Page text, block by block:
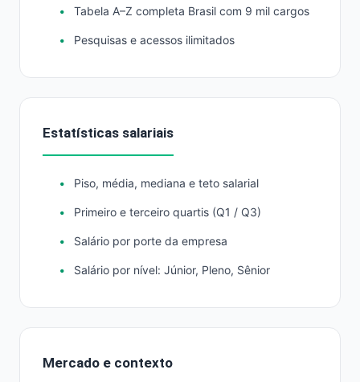
Tabela A–Z completa Brasil com 9 mil cargos
Pesquisas e acessos ilimitados
Estatísticas salariais
Piso, média, mediana e teto salarial
Primeiro e terceiro quartis (Q1 / Q3)
Salário por porte da empresa
Salário por nível: Júnior, Pleno, Sênior
Mercado e contexto